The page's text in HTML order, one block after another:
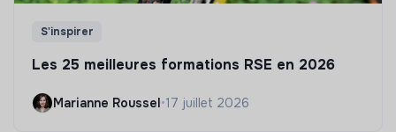
S'inspirer
Les 25 meilleures formations RSE en 2026
Marianne Roussel•17 juillet 2026